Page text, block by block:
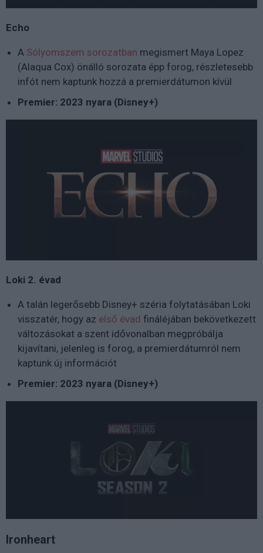
Echo
A Sólyomszem sorozatban megismert Maya Lopez
(Alaqua Cox) önálló sorozata épp forog, részletesebb
infót nem kaptunk hozzá a premierdátumon kívül
Premier: 2023 nyara (Disney+)
Loki 2. évad
A talán legerősebb Disney+ széria folytatásában Loki
visszatér, hogy az első évad fináléjában bekövetkezett
változásokat a szent idővonalban megpróbálja
kijavítani, jelenleg is forog, a premierdátumról nem
kaptunk új információt
Premier: 2023 nyara (Disney+)
Ironheart